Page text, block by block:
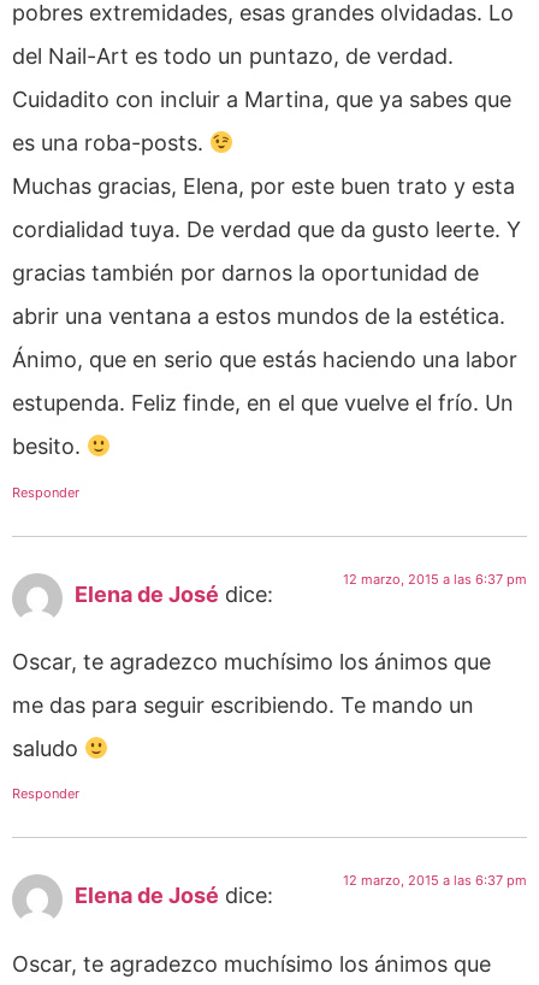
pobres extremidades, esas grandes olvidadas. Lo
del Nail-Art es todo un puntazo, de verdad.
Cuidadito con incluir a Martina, que ya sabes que
es una roba-posts.
Muchas gracias, Elena, por este buen trato y esta
cordialidad tuya. De verdad que da gusto leerte. Y
gracias también por darnos la oportunidad de
abrir una ventana a estos mundos de la estética.
Ánimo, que en serio que estás haciendo una labor
estupenda. Feliz finde, en el que vuelve el frío. Un
besito.
Responder
Elena de José dice:
12 marzo, 2015 a las 6:37 pm
Oscar, te agradezco muchísimo los ánimos que
me das para seguir escribiendo. Te mando un
saludo
Responder
Elena de José dice:
12 marzo, 2015 a las 6:37 pm
Oscar, te agradezco muchísimo los ánimos que